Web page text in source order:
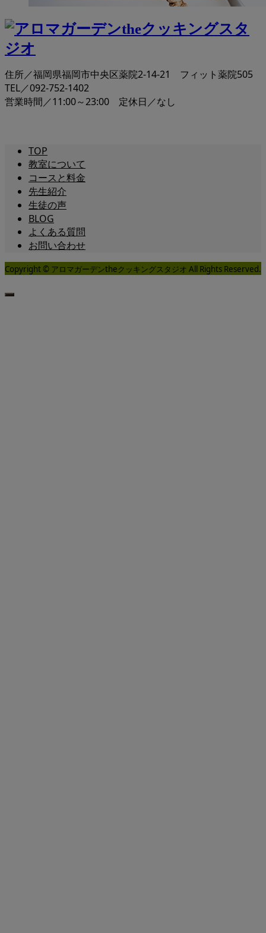
住所／福岡県福岡市中央区薬院2-14-21 フィット薬院505
TEL／092-752-1402
営業時間／11:00～23:00 定休日／なし
TOP
教室について
コースと料金
先生紹介
生徒の声
BLOG
よくある質問
お問い合わせ
Copyright © アロマガーデンtheクッキングスタジオ All Rights Reserved.